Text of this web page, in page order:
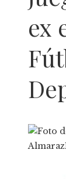
ex
Almaraz